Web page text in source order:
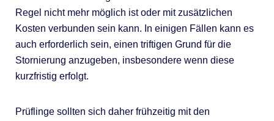
Regel nicht mehr möglich ist oder mit zusätzlichen
Kosten verbunden sein kann. In einigen Fällen kann es
auch erforderlich sein, einen triftigen Grund für die
Stornierung anzugeben, insbesondere wenn diese
kurzfristig erfolgt.
Prüflinge sollten sich daher frühzeitig mit den